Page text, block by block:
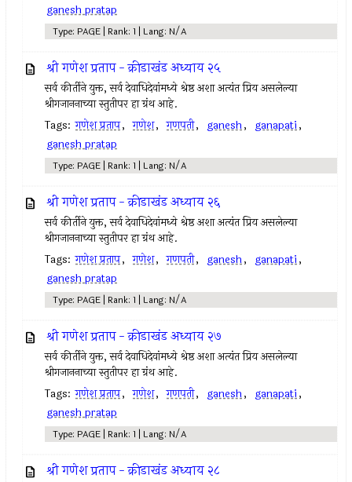
ganesh pratap
Type: PAGE | Rank: 1 | Lang: N/A
श्री गणेश प्रताप - क्रीडाखंड अध्याय २५
सर्व कीर्तीने युक्त, सर्व देवाधिदेवांमध्ये श्रेष्ठ अशा अत्यंत प्रिय असलेल्या
श्रीगजाननाच्या स्तुतीपर हा ग्रंथ आहे.
Tags: गणेश प्रताप, गणेश, गणपती, ganesh, ganapati,
ganesh pratap
Type: PAGE | Rank: 1 | Lang: N/A
श्री गणेश प्रताप - क्रीडाखंड अध्याय २६
सर्व कीर्तीने युक्त, सर्व देवाधिदेवांमध्ये श्रेष्ठ अशा अत्यंत प्रिय असलेल्या
श्रीगजाननाच्या स्तुतीपर हा ग्रंथ आहे.
Tags: गणेश प्रताप, गणेश, गणपती, ganesh, ganapati,
ganesh pratap
Type: PAGE | Rank: 1 | Lang: N/A
श्री गणेश प्रताप - क्रीडाखंड अध्याय २७
सर्व कीर्तीने युक्त, सर्व देवाधिदेवांमध्ये श्रेष्ठ अशा अत्यंत प्रिय असलेल्या
श्रीगजाननाच्या स्तुतीपर हा ग्रंथ आहे.
Tags: गणेश प्रताप, गणेश, गणपती, ganesh, ganapati,
ganesh pratap
Type: PAGE | Rank: 1 | Lang: N/A
श्री गणेश प्रताप - क्रीडाखंड अध्याय २८